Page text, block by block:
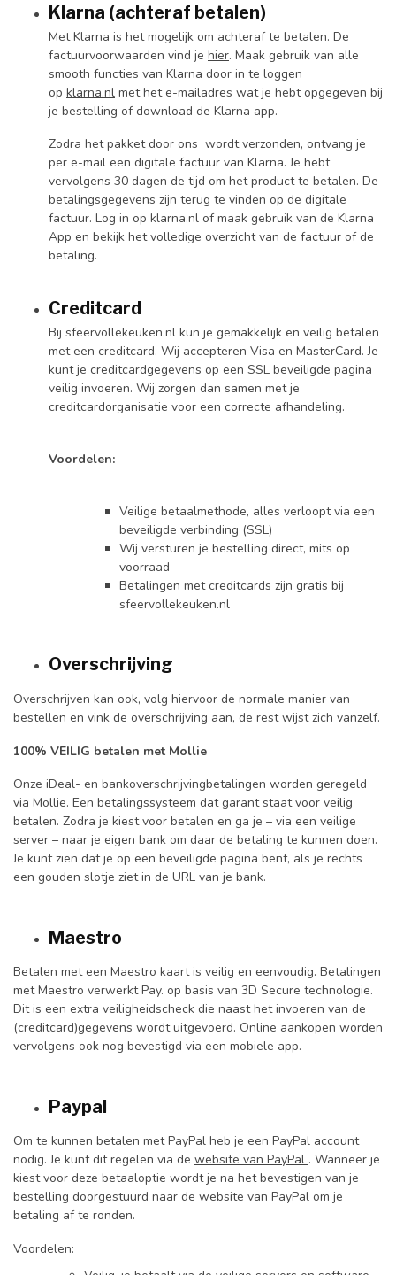
Klarna (achteraf betalen)
Met Klarna is het mogelijk om achteraf te betalen. De
factuurvoorwaarden vind je hier. Maak gebruik van alle
smooth functies van Klarna door in te loggen
op klarna.nl met het e-mailadres wat je hebt opgegeven bij
je bestelling of download de Klarna app.
Zodra het pakket door ons wordt verzonden, ontvang je
per e-mail een digitale factuur van Klarna. Je hebt
vervolgens 30 dagen de tijd om het product te betalen. De
betalingsgegevens zijn terug te vinden op de digitale
factuur. Log in op klarna.nl of maak gebruik van de Klarna
App en bekijk het volledige overzicht van de factuur of de
betaling.
Creditcard
Bij sfeervollekeuken.nl kun je gemakkelijk en veilig betalen
met een creditcard. Wij accepteren Visa en MasterCard. Je
kunt je creditcardgegevens op een SSL beveiligde pagina
veilig invoeren. Wij zorgen dan samen met je
creditcardorganisatie voor een correcte afhandeling.
Voordelen:
Veilige betaalmethode, alles verloopt via een
beveiligde verbinding (SSL)
Wij versturen je bestelling direct, mits op
voorraad
Betalingen met creditcards zijn gratis bij
sfeervollekeuken.nl
Overschrijving
Overschrijven kan ook, volg hiervoor de normale manier van
bestellen en vink de overschrijving aan, de rest wijst zich vanzelf.
100% VEILIG betalen met Mollie
Onze iDeal- en bankoverschrijvingbetalingen worden geregeld
via Mollie. Een betalingssysteem dat garant staat voor veilig
betalen. Zodra je kiest voor betalen en ga je – via een veilige
server – naar je eigen bank om daar de betaling te kunnen doen.
Je kunt zien dat je op een beveiligde pagina bent, als je rechts
een gouden slotje ziet in de URL van je bank.
Maestro
Betalen met een Maestro kaart is veilig en eenvoudig. Betalingen
met Maestro verwerkt Pay. op basis van 3D Secure technologie.
Dit is een extra veiligheidscheck die naast het invoeren van de
(creditcard)gegevens wordt uitgevoerd. Online aankopen worden
vervolgens ook nog bevestigd via een mobiele app.
Paypal
Om te kunnen betalen met PayPal heb je een PayPal account
nodig. Je kunt dit regelen via de website van PayPal . Wanneer je
kiest voor deze betaaloptie wordt je na het bevestigen van je
bestelling doorgestuurd naar de website van PayPal om je
betaling af te ronden.
Voordelen: